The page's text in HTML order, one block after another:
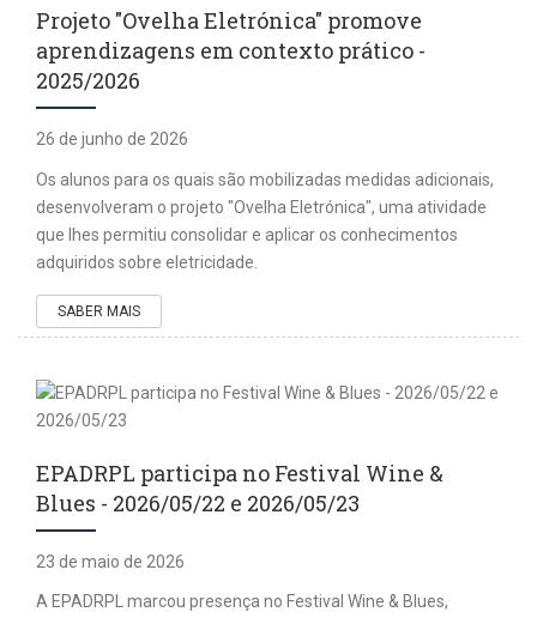
Projeto "Ovelha Eletrónica" promove
aprendizagens em contexto prático -
2025/2026
26 de junho de 2026
Os alunos para os quais são mobilizadas medidas adicionais,
desenvolveram o projeto "Ovelha Eletrónica", uma atividade
que lhes permitiu consolidar e aplicar os conhecimentos
adquiridos sobre eletricidade.
SABER MAIS
EPADRPL participa no Festival Wine &
Blues - 2026/05/22 e 2026/05/23
23 de maio de 2026
A EPADRPL marcou presença no Festival Wine & Blues,